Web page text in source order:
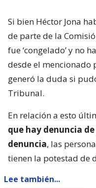
Si bien Héctor Jona
de parte de la
fue ‘congelado’ y no
desde el mencionado
generó la duda si
Tribunal.
En relación a esto
que hay denuncia
denuncia, las
tienen la potestad de
Lee también...